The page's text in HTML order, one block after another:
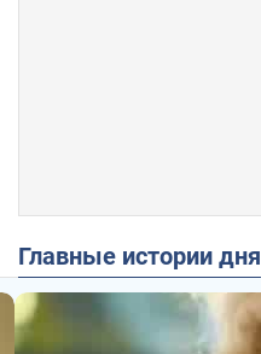
Главные истории дня